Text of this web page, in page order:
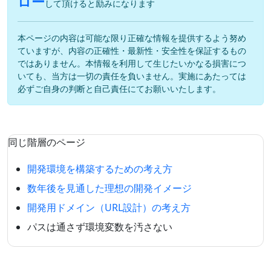
して頂けると励みになります
本ページの内容は可能な限り正確な情報を提供するよう努め
ていますが、内容の正確性・最新性・安全性を保証するもの
ではありません。本情報を利用して生じたいかなる損害につ
いても、当方は一切の責任を負いません。実施にあたっては
必ずご自身の判断と自己責任にてお願いいたします。
同じ階層のページ
開発環境を構築するための考え方
数年後を見通した理想の開発イメージ
開発用ドメイン（URL設計）の考え方
パスは通さず環境変数を汚さない